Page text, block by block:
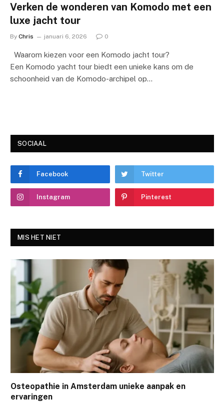
Verken de wonderen van Komodo met een
luxe jacht tour
By Chris januari 6, 2026 0
Waarom kiezen voor een Komodo jacht tour?
Een Komodo yacht tour biedt een unieke kans om de
schoonheid van de Komodo-archipel op…
SOCIAAL
Facebook Twitter
Instagram Pinterest
MIS HET NIET
Osteopathie in Amsterdam unieke aanpak en
ervaringen